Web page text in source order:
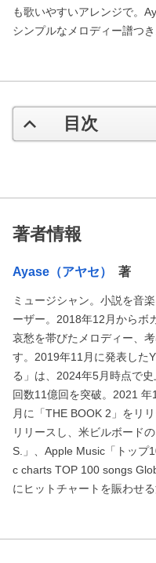
も歌いやすいアレンジで。
シンプルなメロディー譜つき
目次
著者情報
Ayase（アヤセ） 著
ミュージシャン。小説を音
ーザー。2018年12月からボ
哀愁を帯びたメロディー、
す。2019年11月に発表した
る」は、2024年5月時点で
回数11億回を突破。2021
月に「THE BOOK 2」をリ
リリースし、米ビルボード
S.」、Apple Music「トップ
c charts TOP 100 songs
にヒットチャートを賑わせる